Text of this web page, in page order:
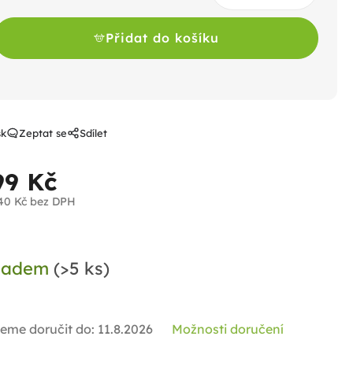
Kč
Kč bez DPH
(>5 ks)
doručit do: 11.8.2026 Možnosti doručení
Přidat do košíku
Zeptat se Sdílet